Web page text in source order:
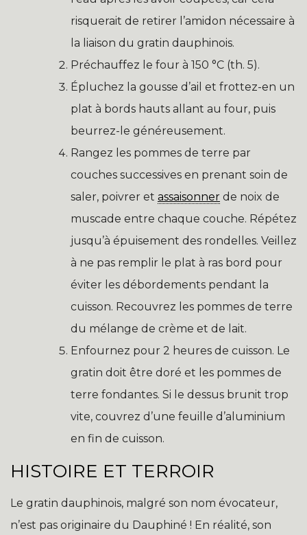
risquerait de retirer l’amidon nécessaire à
la liaison du gratin dauphinois.
Préchauffez le four à 150 °C (th. 5).
Épluchez la gousse d’ail et frottez-en un
plat à bords hauts allant au four, puis
beurrez-le généreusement.
Rangez les pommes de terre par
couches successives en prenant soin de
saler, poivrer et assaisonner de noix de
muscade entre chaque couche. Répétez
jusqu’à épuisement des rondelles. Veillez
à ne pas remplir le plat à ras bord pour
éviter les débordements pendant la
cuisson. Recouvrez les pommes de terre
du mélange de crème et de lait.
Enfournez pour 2 heures de cuisson. Le
gratin doit être doré et les pommes de
terre fondantes. Si le dessus brunit trop
vite, couvrez d’une feuille d’aluminium
en fin de cuisson.
HISTOIRE ET TERROIR
Le gratin dauphinois, malgré son nom évocateur,
n’est pas originaire du Dauphiné ! En réalité, son